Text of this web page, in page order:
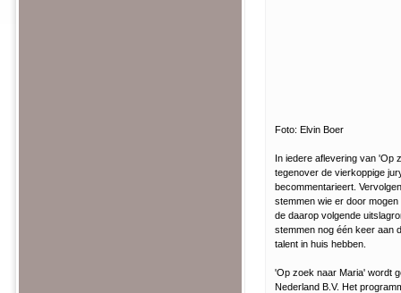
Foto: Elvin Boer
In iedere aflevering van 'Op
tegenover de vierkoppige
becommentarieert.
stemmen wie er door
de daarop volgende
stemmen nog één keer aan
talent in huis hebben.
'Op zoek naar Maria' wordt
Nederland B.V. Het